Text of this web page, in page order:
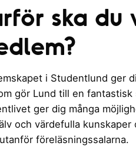
ska du
i Studentlund ger
gör Lund till en
ger dig många
och värdefulla
föreläsningssalarna.